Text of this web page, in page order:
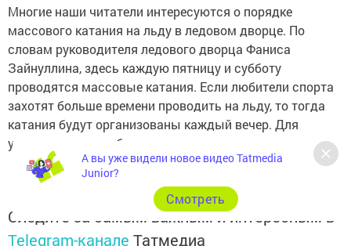
Многие наши читатели интересуются о порядке
массового катания на льду в ледовом дворце. По
словам руководителя ледового дворца Фаниса
Зайнуллина, здесь каждую пятницу и субботу
проводятся массовые катания. Если любители спорта
захотят больше времени проводить на льду, то тогда
катания будут организованы каждый вечер. Для
учеников занятия бесплатны
Следите за самым важным и интересным в
Telegram-канале Татмедиа
А вы уже видели новое видео Tatmedia
Junior?
Cмотреть